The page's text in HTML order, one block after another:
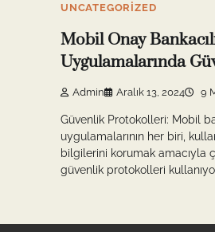
UNCATEGORIZED
Mobil Onay
Uygulamalarında
Admin Aralık 13, 2024 9
Güvenlik Protokolleri: Mobil
uygulamalarının her biri,
bilgilerini korumak amacıyla
güvenlik protokolleri